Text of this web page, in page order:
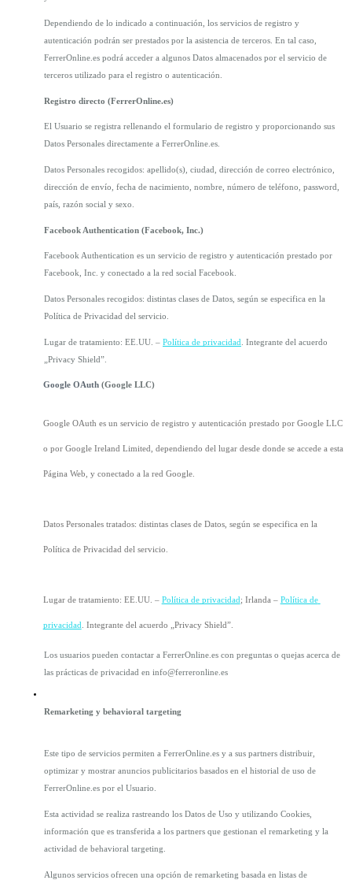
Dependiendo de lo indicado a continuación, los servicios de registro y
autenticación podrán ser prestados por la asistencia de terceros. En tal caso,
FerrerOnline.es podrá acceder a algunos Datos almacenados por el servicio de
terceros utilizado para el registro o autenticación.
Registro directo (FerrerOnline.es)
El Usuario se registra rellenando el formulario de registro y proporcionando sus
Datos Personales directamente a FerrerOnline.es.
Datos Personales recogidos: apellido(s), ciudad, dirección de correo electrónico,
dirección de envío, fecha de nacimiento, nombre, número de teléfono, password,
país, razón social y sexo.
Facebook Authentication (Facebook, Inc.)
Facebook Authentication es un servicio de registro y autenticación prestado por
Facebook, Inc. y conectado a la red social Facebook.
Datos Personales recogidos: distintas clases de Datos, según se especifica en la
Política de Privacidad del servicio.
Lugar de tratamiento: EE.UU. – Política de privacidad . Integrante del acuerdo
„Privacy Shield”.
Google OAuth (Google LLC)
Google OAuth es un servicio de registro y autenticación prestado por Google LLC
o por Google Ireland Limited, dependiendo del lugar desde donde se accede a esta
Página Web, y conectado a la red Google.
Datos Personales tratados: distintas clases de Datos, según se especifica en la
Política de Privacidad del servicio.
Lugar de tratamiento: EE.UU. – Política de privacidad; Irlanda – Política de
privacidad . Integrante del acuerdo „Privacy Shield”.
Los usuarios pueden contactar a FerrerOnline.es con preguntas o quejas acerca de
las prácticas de privacidad en info@ferreronline.es
Remarketing y behavioral targeting
Este tipo de servicios permiten a FerrerOnline.es y a sus partners distribuir,
optimizar y mostrar anuncios publicitarios basados en el historial de uso de
FerrerOnline.es por el Usuario.
Esta actividad se realiza rastreando los Datos de Uso y utilizando Cookies,
información que es transferida a los partners que gestionan el remarketing y la
actividad de behavioral targeting.
Algunos servicios ofrecen una opción de remarketing basada en listas de